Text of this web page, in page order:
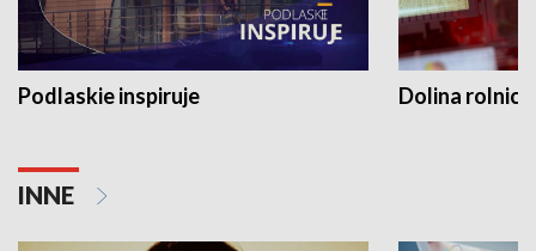
Podlaskie inspiruje Dolina
INNE